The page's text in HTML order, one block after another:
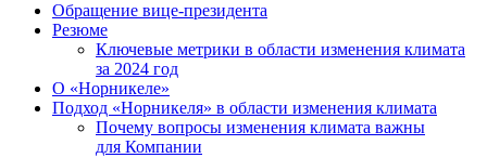
Обращение вице-президента
Резюме
Ключевые метрики в области изменения климата
за 2024 год
О «Норникеле»
Подход «Норникеля» в области изменения климата
Почему вопросы изменения климата важны
для Компании